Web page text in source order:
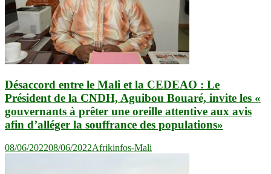
Désaccord entre le Mali et la CEDEAO : Le
Président de la CNDH, Aguibou Bouaré, invite les «
gouvernants à prêter une oreille attentive aux avis
afin d’alléger la souffrance des populations»
08/06/202208/06/2022Afrikinfos-Mali